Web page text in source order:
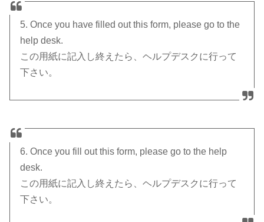
5. Once you have filled out this form, please go to the
help desk.
この用紙に記入し終えたら、ヘルプデスクに行って
下さい。
6. Once you fill out this form, please go to the help
desk.
この用紙に記入し終えたら、ヘルプデスクに行って
下さい。